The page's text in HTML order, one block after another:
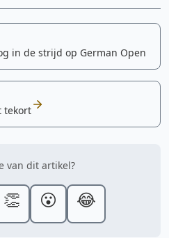
in de strijd op German Open
tekort
van dit artikel?
👏 😮 😂